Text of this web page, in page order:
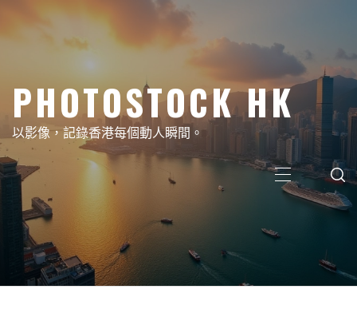
PHOTOSTOCK HK
以影像，記錄香港每個動人瞬間。
Primary
Menu